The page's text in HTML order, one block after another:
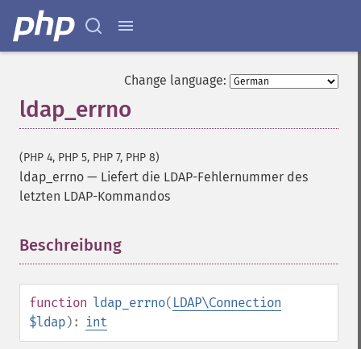
Change language:
ldap_errno
(PHP 4, PHP 5, PHP 7, PHP 8)
ldap_errno — Liefert die LDAP-Fehlernummer des
letzten LDAP-Kommandos
Beschreibung
function ldap_errno( LDAP\Connection
$ldap): int